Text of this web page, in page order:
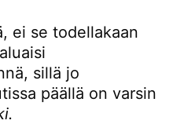
ei se todellakaan
sillä jo
päällä on varsin